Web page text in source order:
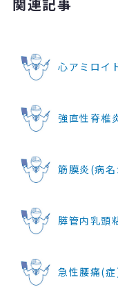
関連記事
心アミロイ
強直性脊椎
筋膜炎(病
膵管内乳頭
急性腰痛(